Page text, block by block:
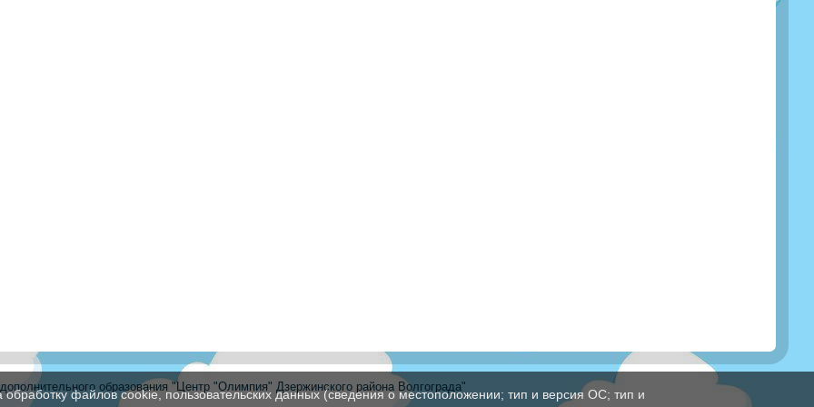
образования "Центр "Олимпия" Дзержинского района Волгограда"
файлов cookie, пользовательских данных (сведения о местоположении; тип и версия ОС; тип и